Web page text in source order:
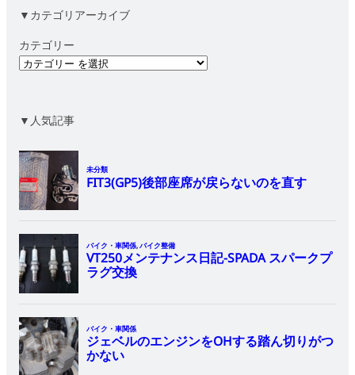
▼カテゴリアーカイブ
カテゴリー
▼人気記事